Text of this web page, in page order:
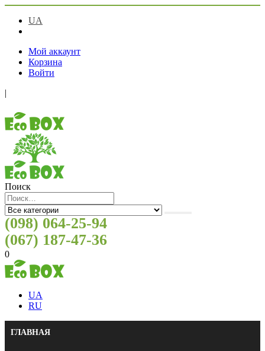
UA
Мой аккаунт
Корзина
Войти
|
Поиск
(098) 064-25-94
(067) 187-47-36
0
UA
RU
ГЛАВНАЯ